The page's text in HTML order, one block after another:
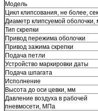
Модель
Цикл клипсования, не более, сек
Диаметр клипсуемой оболочки,
Тип скрепки
Привод пережима оболочки
Привод зажима скрепки
Подача петли
Устройство маркировки даты
Подача шпагата
Исполнение
Высота до оси цевки, мм
Давление воздуха в рабочей
пневмосети, МПа